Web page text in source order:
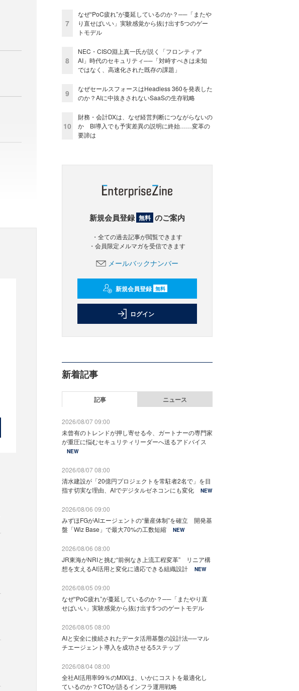
7
なぜ“PoC疲れ”が蔓延しているのか？──「またや
り直せばいい」実験感覚から抜け出す5つのゲー
トモデル
8
NEC・CISO淵上真一氏が説く「フロンティア
AI」時代のセキュリティ──「対峙すべきは未知
ではなく、高速化された既存の課題」
9
なぜセールスフォースはHeadless 360を発表した
のか？AIに中抜きされないSaaSの生存戦略
10
財務・会計DXは、なぜ経営判断につながらないの
か BI導入でも予実差異の説明に終始……変革の
要諦は
新規会員登録 無料 のご案内
・全ての過去記事が閲覧できます
・会員限定メルマガを受信できます
メールバックナンバー
新規会員登録 無料
ログイン
新着記事
記事 ニュース
2026/08/07 09:00
未曾有のトレンドが押し寄せる今、ガートナーの専門家
が重圧に悩むセキュリティリーダーへ送るアドバイス
NEW
2026/08/07 08:00
清水建設が「20億円プロジェクトを常駐者2名で」を目
指す切実な理由、AIでデジタルゼネコンにも変化
NEW
2026/08/06 09:00
みずほFGがAIエージェントの“量産体制”を確立 開発基
盤「Wiz Base」で最大70%の工数短縮
NEW
2026/08/06 08:00
JR東海がNRIと挑む“前例なき上流工程変革” リニア構
想を支えるAI活用と変化に適応できる組織設計
NEW
2026/08/05 09:00
なぜ“PoC疲れ”が蔓延しているのか？──「またやり直
せばいい」実験感覚から抜け出す5つのゲートモデル
2026/08/05 08:00
AIと安全に接続されたデータ活用基盤の設計法──マル
チエージェント導入を成功させる5ステップ
2026/08/04 08:00
全社AI活用率99％のMIXIは、いかにコストを最適化し
ているのか？CTOが語るインフラ運用戦略